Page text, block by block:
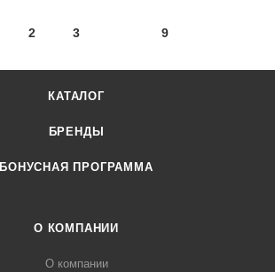
2 3 9
КАТАЛОГ
БРЕНДЫ
БОНУСНАЯ ПРОГРАММА
О КОМПАНИИ
О компании